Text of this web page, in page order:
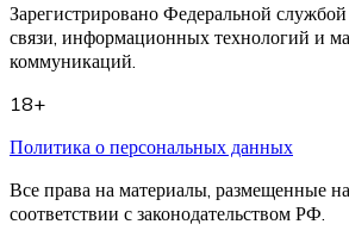
Зарегистрировано Федеральной
связи, информационных технологий и
коммуникаций.
18+
Политика о персональных данных
Все права на материалы, размещенные
соответствии с законодательством РФ.